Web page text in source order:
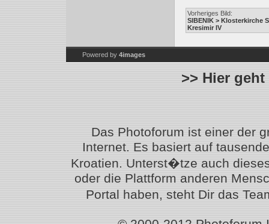
Vorheriges Bild:
SIBENIK > Klosterkirche
Kresimir IV
Powered by 4images
>> Hier
Das Photoforum ist einer der
Internet. Es basiert auf
Kroatien. Unterst�tze auch
oder die Plattform anderen
Portal haben, steht Dir das